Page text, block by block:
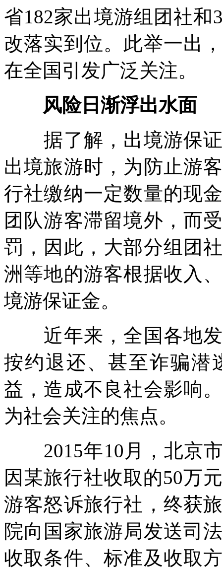
省182家出境游组团社
改落实到位。此举一出
在全国引发广泛关注。
风险日渐浮出水面
据了解，出境游保证
出境旅游时，为防止游
行社缴纳一定数量的现
团队游客滞留境外，而
罚，因此，大部分组团
洲等地的游客根据收入
境游保证金。
近年来，全国各地发
按约退还、甚至诈骗潜
益，造成不良社会影响
为社会关注的焦点。
2015年10月，北京市
因某旅行社收取的50万
游客怒诉旅行社，终获
院向国家旅游局发送司
收取条件、标准及收取